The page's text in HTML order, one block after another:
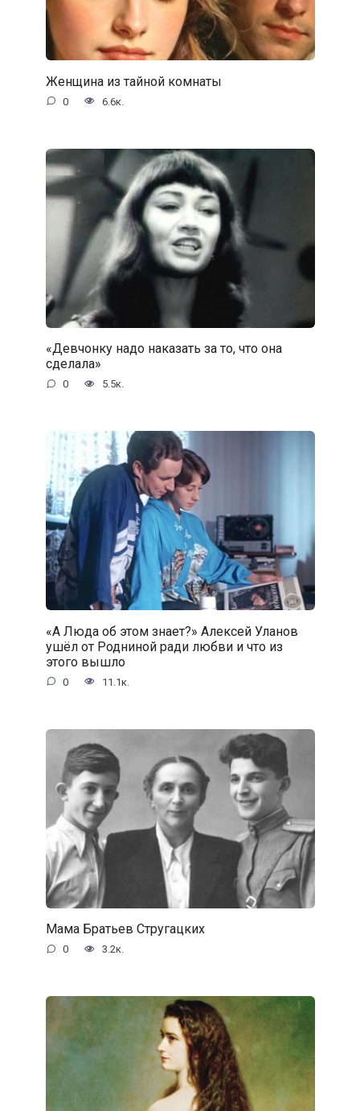
Женщина из тайной комнаты
0 6.6к.
«Девчонку надо наказать за то, что она
сделала»
0 5.5к.
«А Люда об этом знает?» Алексей Уланов
ушёл от Родниной ради любви и что из
этого вышло
0 11.1к.
Мама Братьев Стругацких
0 3.2к.